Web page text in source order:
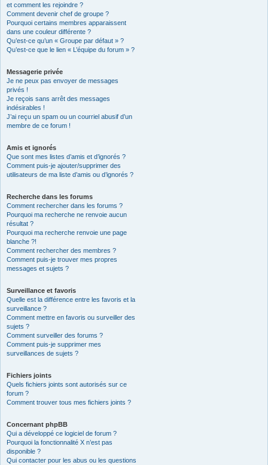
et comment les rejoindre ?
Comment devenir chef de groupe ?
Pourquoi certains membres apparaissent
dans une couleur différente ?
Qu’est-ce qu’un « Groupe par défaut » ?
Qu’est-ce que le lien « L’équipe du forum » ?
Messagerie privée
Je ne peux pas envoyer de messages
privés !
Je reçois sans arrêt des messages
indésirables !
J’ai reçu un spam ou un courriel abusif d’un
membre de ce forum !
Amis et ignorés
Que sont mes listes d’amis et d’ignorés ?
Comment puis-je ajouter/supprimer des
utilisateurs de ma liste d’amis ou d’ignorés ?
Recherche dans les forums
Comment rechercher dans les forums ?
Pourquoi ma recherche ne renvoie aucun
résultat ?
Pourquoi ma recherche renvoie une page
blanche ?!
Comment rechercher des membres ?
Comment puis-je trouver mes propres
messages et sujets ?
Surveillance et favoris
Quelle est la différence entre les favoris et la
surveillance ?
Comment mettre en favoris ou surveiller des
sujets ?
Comment surveiller des forums ?
Comment puis-je supprimer mes
surveillances de sujets ?
Fichiers joints
Quels fichiers joints sont autorisés sur ce
forum ?
Comment trouver tous mes fichiers joints ?
Concernant phpBB
Qui a développé ce logiciel de forum ?
Pourquoi la fonctionnalité X n’est pas
disponible ?
Qui contacter pour les abus ou les questions